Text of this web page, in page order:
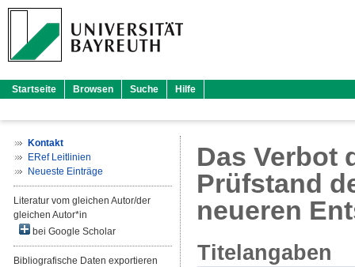
Startseite Browsen Suche Hilfe
Kontakt
ERef Leitlinien
Neueste Einträge
Literatur vom gleichen Autor/der
gleichen Autor*in
bei Google Scholar
Bibliografische Daten exportieren
Das Verbot
Prüfstand
neueren
Titelangaben